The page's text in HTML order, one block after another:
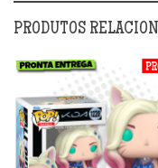
PRODUTOS